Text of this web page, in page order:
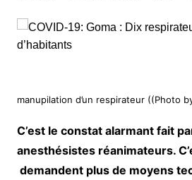
manupilation d’un respirateur ((Photo
C’est le constat alarmant fait
anesthésistes réanimateurs.
demandent plus de moyens